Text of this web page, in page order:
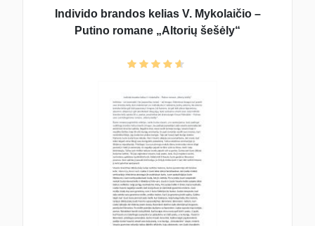
Individo brandos kelias V. Mykolaičio –
Putino romane „Altorių šešėly“